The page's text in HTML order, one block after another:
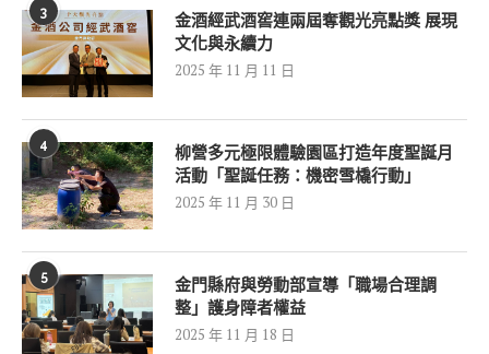
3
金酒經武酒窖連兩屆奪觀光亮點獎 展現
文化與永續力
2025 年 11 月 11 日
4
柳營多元極限體驗園區打造年度聖誕月
活動「聖誕任務：機密雪橇行動」
2025 年 11 月 30 日
5
金門縣府與勞動部宣導「職場合理調
整」護身障者權益
2025 年 11 月 18 日